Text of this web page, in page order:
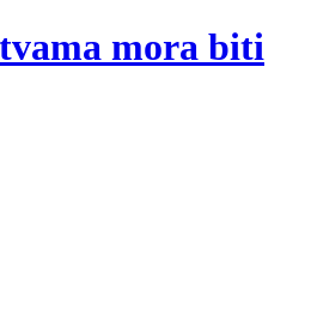
mora biti